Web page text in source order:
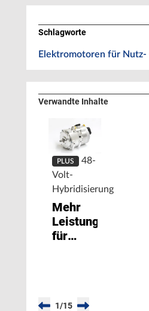
Schlagworte
Elektromotoren für
Verwandte Inhalte
PLUS
48-
Volt-
Hybridisierung
Mehr
Leistung
für
1/15